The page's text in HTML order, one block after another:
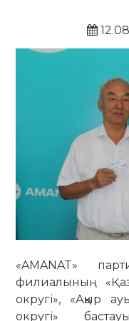
«AMANAT»
филиалының
округі», «Аққыр
округі»